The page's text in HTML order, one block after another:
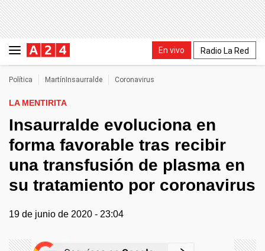
En vivo Radio La Red
Política MartínInsaurralde Coronavirus
LA MENTIRITA
Insaurralde evoluciona en
forma favorable tras recibir
una transfusión de plasma en
su tratamiento por coronavirus
19 de junio de 2020 - 23:04